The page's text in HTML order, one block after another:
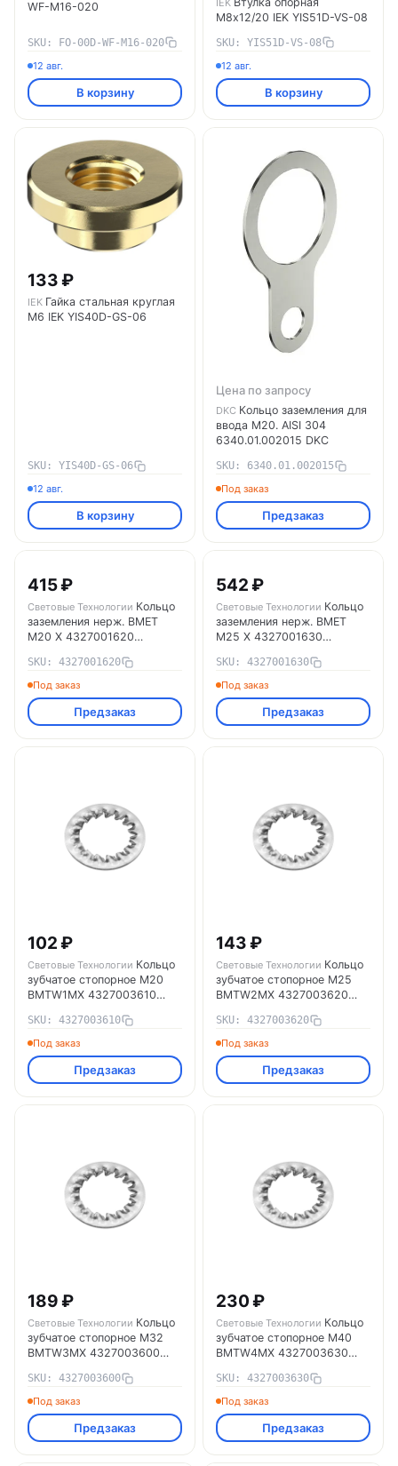
WF-M16-020
SKU: FO-00D-WF-M16-020
12 авг.
В корзину
М8х12/20 IEK YIS51D-VS-08
SKU: YIS51D-VS-08
12 авг.
В корзину
133 ₽
IEK Гайка стальная круглая
М6 IEK YIS40D-GS-06
SKU: YIS40D-GS-06
12 авг.
В корзину
Цена по запросу
DKC Кольцо заземления для
ввода M20. AISI 304
6340.01.002015 DKC
SKU: 6340.01.002015
Под заказ
Предзаказ
415 ₽
Световые Технологии Кольцо
заземления нерж. BMET
M20 X 4327001620
SKU: 4327001620
Под заказ
Предзаказ
542 ₽
Световые Технологии Кольцо
заземления нерж. BMET
M25 X 4327001630
SKU: 4327001630
Под заказ
Предзаказ
102 ₽
Световые Технологии Кольцо
зубчатое стопорное М20
BMTW1MX 4327003610
SKU: 4327003610
Под заказ
Предзаказ
143 ₽
Световые Технологии Кольцо
зубчатое стопорное М25
BMTW2MX 4327003620
SKU: 4327003620
Под заказ
Предзаказ
189 ₽
Световые Технологии Кольцо
зубчатое стопорное М32
BMTW3MX 4327003600
SKU: 4327003600
Под заказ
Предзаказ
230 ₽
Световые Технологии Кольцо
зубчатое стопорное М40
BMTW4MX 4327003630
SKU: 4327003630
Под заказ
Предзаказ